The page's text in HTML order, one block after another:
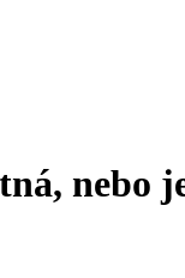
nebo